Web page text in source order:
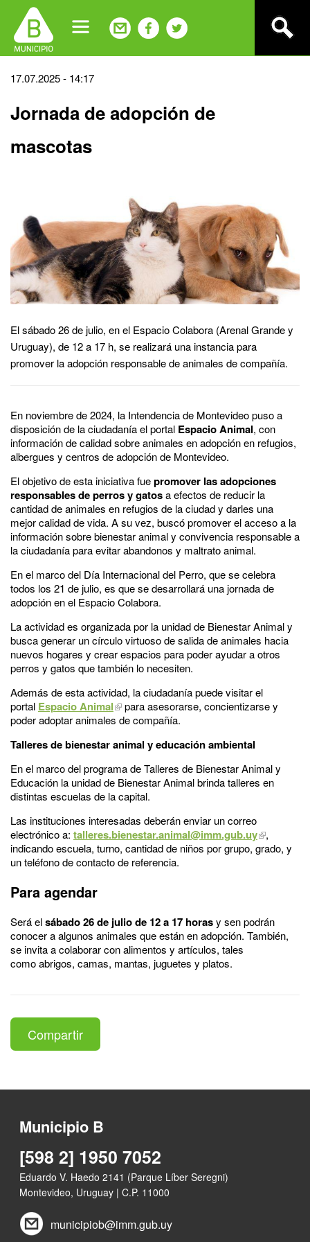
navigation
Back
top
17.07.2025 - 14:17
Jornada de adopción de
mascotas
El sábado 26 de julio, en el Espacio Colabora (Arenal Grande y
Uruguay), de 12 a 17 h, se realizará una instancia para
promover la adopción responsable de animales de compañía.
En noviembre de 2024, la Intendencia de Montevideo puso a
disposición de la ciudadanía el portal Espacio Animal, con
información de calidad sobre animales en adopción en refugios,
albergues y centros de adopción de Montevideo.
El objetivo de esta iniciativa fuepromover las adopciones
responsables de perros y gatosa efectos de reducir la
cantidad de animales en refugios de la ciudad y darles una
mejor calidad de vida. A su vez, buscó promover el acceso a la
información sobre bienestar animal y convivencia responsable a
la ciudadanía para evitar abandonos y maltrato animal.
En el marco del Día Internacional del Perro, que se celebra
todos los 21 de julio, es que se desarrollará una jornada de
adopción en el Espacio Colabora.
La actividad es organizada por la unidad de Bienestar Animal y
busca generar un círculo virtuoso de salida de animales hacia
nuevos hogares y crear espacios para poder ayudar a otros
perros y gatos que también lo necesiten.
Además de esta actividad, la ciudadanía puede visitar el
portal Espacio Animal
para asesorarse, concientizarse y
poder adoptar animales de compañía.
Talleres de bienestar animal y educación ambiental
En el marco del programa de Talleres de Bienestar Animal y
Educación la unidad de Bienestar Animal brinda talleres en
distintas escuelas de la capital.
Las instituciones interesadas deberán enviar un correo
electrónico a: talleres.bienestar.animal@imm.gub.uy
,
indicando escuela, turno, cantidad de niños por grupo, grado, y
un teléfono de contacto de referencia.
Para agendar
Será elsábado 26 de julio de 12 a 17 horasy sen podrán
conocer a algunos animales que están en adopción. También,
se invita a colaborar con alimentos y artículos, tales
como abrigos, camas, mantas, juguetes y platos.
Compartir
Municipio B
[598 2] 1950 7052
Eduardo V. Haedo 2141 (Parque Líber Seregni)
Montevideo, Uruguay | C.P. 11000
municipiob@imm.gub.uy